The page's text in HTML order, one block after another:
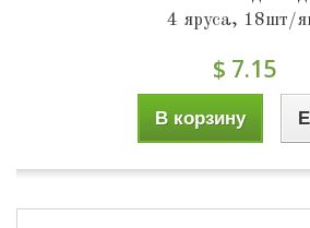
4 яруса, 18шт/
$ 7.15
В корзину